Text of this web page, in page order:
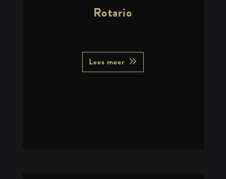
Rotario
Lees meer